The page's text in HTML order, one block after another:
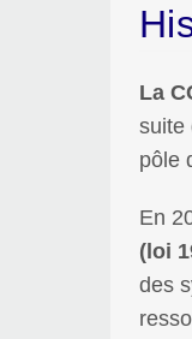
La
suite
pôle
En
(loi
des